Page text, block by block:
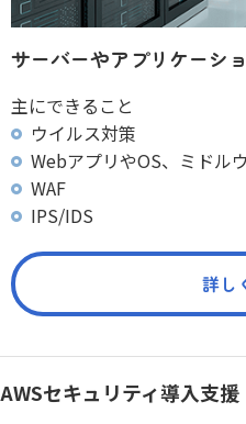
サーバーやアプリケーシ
主にできること
ウイルス対策
WebアプリやOS、ミドル
WAF
IPS/IDS
詳し
AWSセキュリティ導入支援